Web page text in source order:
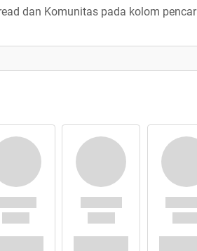
dan Komunitas pada kolom